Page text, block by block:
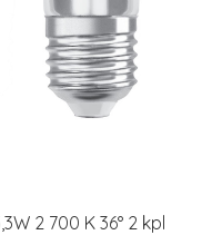
2 700 K 36° 2 kpl